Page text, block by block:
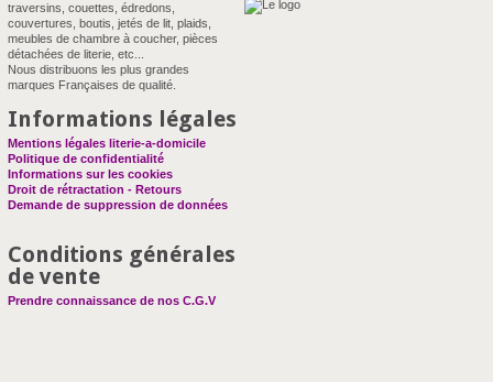
traversins, couettes, édredons,
couvertures, boutis, jetés de lit, plaids,
meubles de chambre à coucher, pièces
détachées de literie, etc...
Nous distribuons les plus grandes
marques Françaises de qualité.
Informations légales
Mentions légales literie-a-domicile
Politique de confidentialité
Informations sur les cookies
Droit de rétractation - Retours
Demande de suppression de données
Conditions générales
de vente
Prendre connaissance de nos C.G.V